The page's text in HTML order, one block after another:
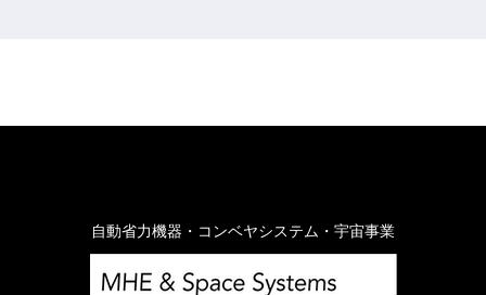
自動省力機器・コンベヤシステム・宇宙事業